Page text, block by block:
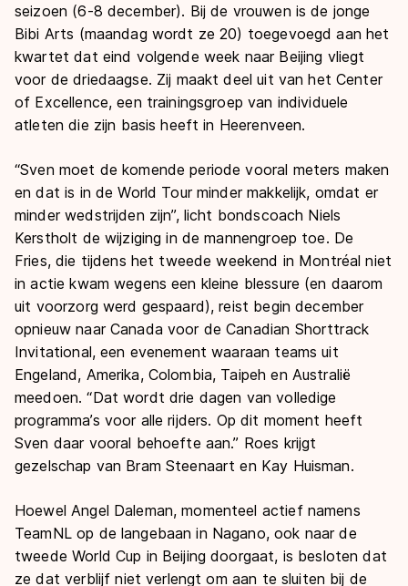
seizoen (6-8 december). Bij de vrouwen is de jonge
Bibi Arts (maandag wordt ze 20) toegevoegd aan het
kwartet dat eind volgende week naar Beijing vliegt
voor de driedaagse. Zij maakt deel uit van het Center
of Excellence, een trainingsgroep van individuele
atleten die zijn basis heeft in Heerenveen.
“Sven moet de komende periode vooral meters maken
en dat is in de World Tour minder makkelijk, omdat er
minder wedstrijden zijn”, licht bondscoach Niels
Kerstholt de wijziging in de mannengroep toe. De
Fries, die tijdens het tweede weekend in Montréal niet
in actie kwam wegens een kleine blessure (en daarom
uit voorzorg werd gespaard), reist begin december
opnieuw naar Canada voor de Canadian Shorttrack
Invitational, een evenement waaraan teams uit
Engeland, Amerika, Colombia, Taipeh en Australië
meedoen. “Dat wordt drie dagen van volledige
programma’s voor alle rijders. Op dit moment heeft
Sven daar vooral behoefte aan.” Roes krijgt
gezelschap van Bram Steenaart en Kay Huisman.
Hoewel Angel Daleman, momenteel actief namens
TeamNL op de langebaan in Nagano, ook naar de
tweede World Cup in Beijing doorgaat, is besloten dat
ze dat verblijf niet verlengt om aan te sluiten bij de